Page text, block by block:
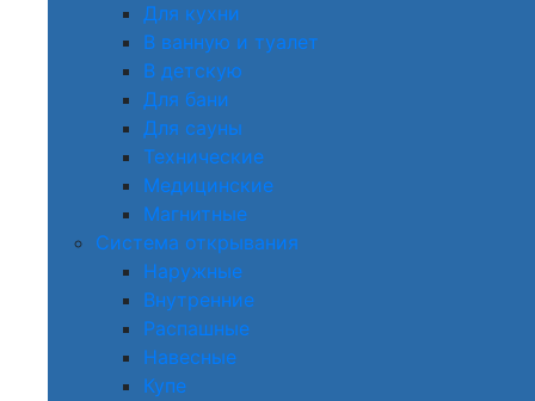
Для кухни
В ванную и туалет
В детскую
Для бани
Для сауны
Технические
Медицинские
Магнитные
Система открывания
Наружные
Внутренние
Распашные
Навесные
Купе